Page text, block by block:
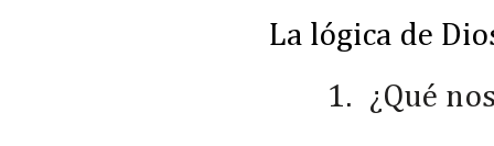
La lógica de
1. ¿Qué